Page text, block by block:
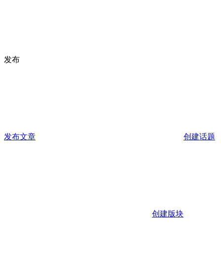
发布
发布文章 创建话题
创建版块